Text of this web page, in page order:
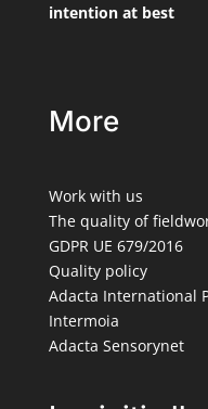
intention at best
More
Work with us
The quality of
GDPR UE 679/2016
Quality policy
Adacta International
Intermoia
Adacta Sensorynet